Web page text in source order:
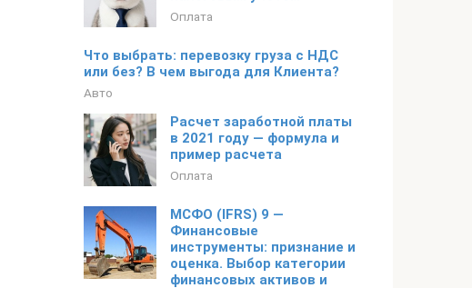
Оплата
Что выбрать: перевозку груза с НДС
или без? В чем выгода для Клиента?
Авто
Расчет заработной платы
в 2021 году — формула и
пример расчета
Оплата
МСФО (IFRS) 9 —
Финансовые
инструменты: признание и
оценка. Выбор категории
финансовых активов и